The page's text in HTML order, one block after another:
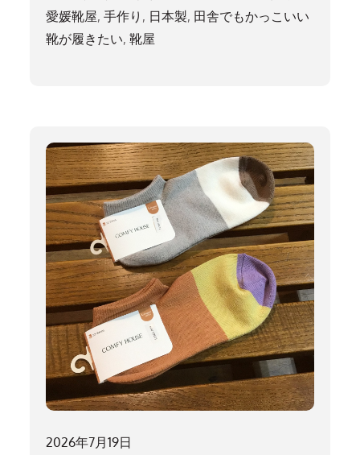
愛媛靴屋,手作り , 日本製, 田舎でもかっこいい
靴が履きたい,靴屋
2026年7月19日